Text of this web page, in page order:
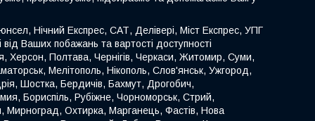
Нічний Експрес, САТ, Делівері, Міст Експрес, УПГ
Ваших побажань та вартості доступності
Херсон, Полтава, Чернігів, Черкаси, Житомир, Суми,
Мелітополь, Нікополь, Слов'янськ, Ужгород,
Шостка, Бердичів, Бахмут, Дрогобич,
Бориспіль, Рубіжне, Чорноморськ, Стрий,
Мирноград, Охтирка, Марганець, Фастів, Нова